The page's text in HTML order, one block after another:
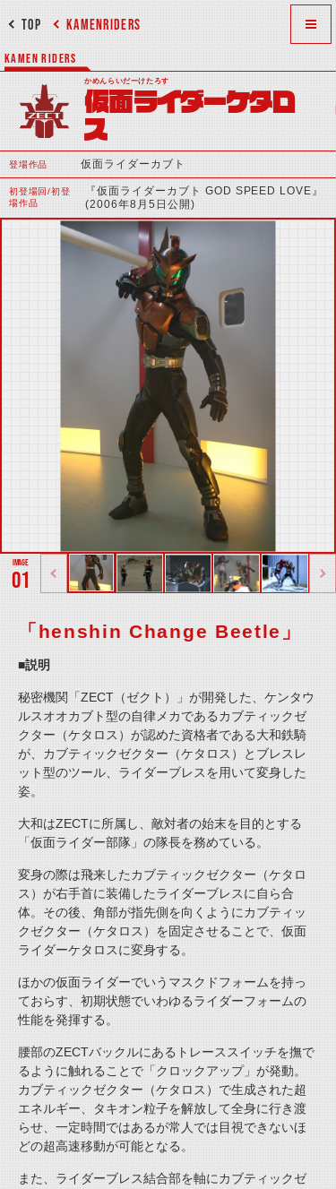
KAMENRIDERS
TOP
KAMEN RIDERS
かめんらいだーけたろす
仮面ライダーケタロ
ス
登場作品 仮面ライダーカブト
初登場回/初登
場作品
『仮面ライダーカブト GOD SPEED LOVE』
(2006年8月5日公開)
01
「henshin Change Beetle」
■説明
秘密機関「ZECT（ゼクト）」が開発した、ケンタウ
ルスオオカブト型の自律メカであるカブティックゼ
クター（ケタロス）が認めた資格者である大和鉄騎
が、カブティックゼクター（ケタロス）とブレスレ
ット型のツール、ライダーブレスを用いて変身した
姿。
大和はZECTに所属し、敵対者の始末を目的とする
「仮面ライダー部隊」の隊長を務めている。
変身の際は飛来したカブティックゼクター（ケタロ
ス）が右手首に装備したライダーブレスに自ら合
体。その後、角部が指先側を向くようにカブティッ
クゼクター（ケタロス）を固定させることで、仮面
ライダーケタロスに変身する。
ほかの仮面ライダーでいうマスクドフォームを持っ
ておらす、初期状態でいわゆるライダーフォームの
性能を発揮する。
腰部のZECTバックルにあるトレーススイッチを撫で
るように触れることで「クロックアップ」が発動。
カブティックゼクター（ケタロス）で生成された超
エネルギー、タキオン粒子を解放して全身に行き渡
らせ、一定時間ではあるが常人では目視できないほ
どの超高速移動が可能となる。
また、ライダーブレス結合部を軸にカブティックゼ